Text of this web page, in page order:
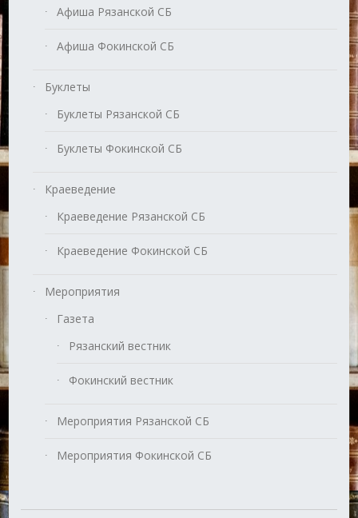
Афиша Рязанской СБ
Афиша Фокинской СБ
Буклеты
Буклеты Рязанской СБ
Буклеты Фокинской СБ
Краеведение
Краеведение Рязанской СБ
Краеведение Фокинской СБ
Мероприятия
Газета
Рязанский вестник
Фокинский вестник
Мероприятия Рязанской СБ
Мероприятия Фокинской СБ